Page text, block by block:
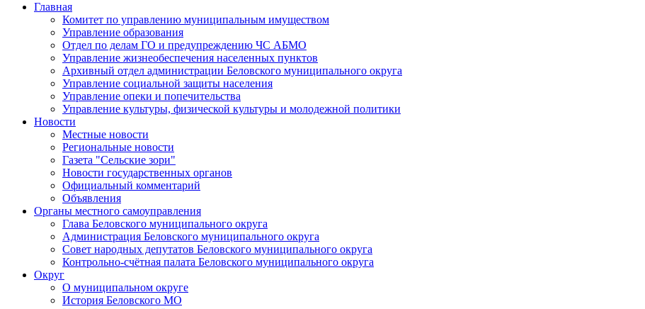
Главная
Комитет по управлению муниципальным имуществом
Управление образования
Отдел по делам ГО и предупреждению ЧС АБМО
Управление жизнеобеспечения населенных пунктов
Архивный отдел администрации Беловского муниципального округа
Управление социальной защиты населения
Управление опеки и попечительства
Управление культуры, физической культуры и молодежной политики
Новости
Местные новости
Региональные новости
Газета "Сельские зори"
Новости государственных органов
Официальный комментарий
Объявления
Органы местного самоуправления
Глава Беловского муниципального округа
Администрация Беловского муниципального округа
Совет народных депутатов Беловского муниципального округа
Контрольно-счётная палата Беловского муниципального округа
Округ
О муниципальном округе
История Беловского МО